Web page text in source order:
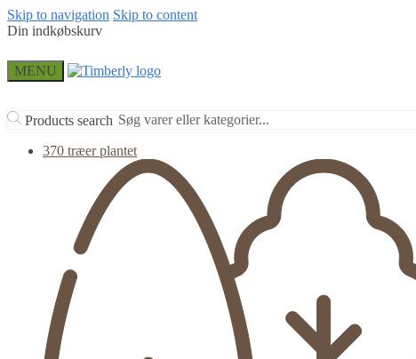
Skip to navigation Skip to content
Din indkøbskurv
MENU
Products search
370 træer plantet